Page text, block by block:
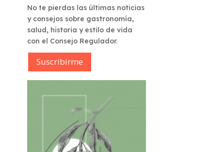
No te pierdas las últimas noticias
y consejos sobre gastronomía,
salud, historia y estilo de vida
con el Consejo Regulador.
Suscribírme